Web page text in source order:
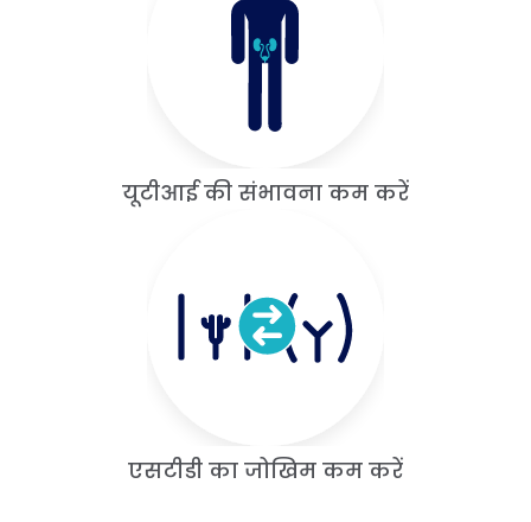
यूटीआई की संभावना कम करें
एसटीडी का जोखिम कम करें